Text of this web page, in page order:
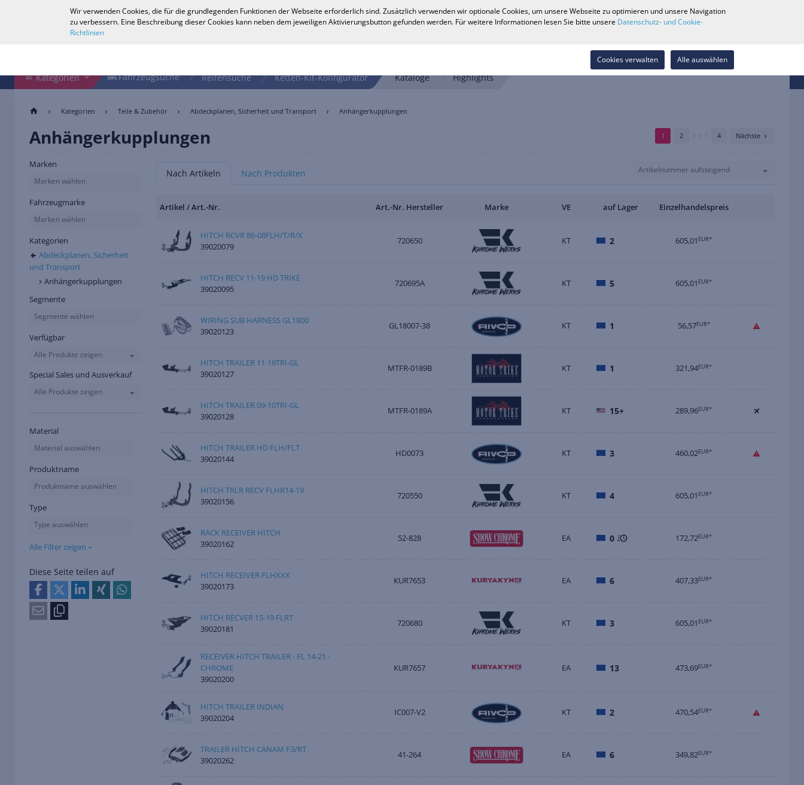
Händlersuche Karriere Wunschliste
Kategorien Fahrzeugsuche Reifensuche Ketten-Kit-Konfigurator Kataloge Highlights
Kategorien Teile & Zubehör Abdeckplanen, Sicherheit und Transport Anhängerkupplungen
Anhängerkupplungen 1 2 4 Nächste
Marken
Marken wählen
Fahrzeugmarke
Marken wählen
Kategorien
Abdeckplanen, Sicherheit
und Transport
Anhängerkupplungen
Segmente
Segmente wählen
Verfügbar
Alle Produkte zeigen
Special Sales und Ausverkauf
Alle Produkte zeigen
Material
Material auswählen
Produktname
Produktname auswählen
Type
Type auswählen
Alle Filter zeigen
Diese Seite teilen auf
Nach Artikeln Nach Produkten Artikelnummer aufsteigend
Artikel / Art.-Nr. Art.-Nr. Hersteller Marke VE auf Lager Einzelhandelspreis
HITCH RCVR 86-08FLH/T/R/X
39020079
720650 KT 2 605,01 EUR*
HITCH RECV 11-19 HD TRIKE
39020095
720695A KT 5 605,01 EUR*
WIRING SUB HARNESS GL1800
39020123
GL18007-38 KT 1 56,57EUR*
HITCH TRAILER 11-19TRI-GL
39020127
MTFR-0189B KT 1 321,94EUR*
HITCH TRAILER 09-10TRI-GL
39020128
MTFR-0189A KT 15+ 289,96EUR*
HITCH TRAILER HD FLH/FLT
39020144
HD0073 KT 3 460,02EUR*
HITCH TRLR RECV FLHR14-19
39020156
720550 KT 4 605,01 EUR*
RACK RECEIVER HITCH
39020162
52-828 EA 0 172,72EUR*
HITCH RECEIVER FLHXXX
39020173
KUR7653 EA 6 407,33EUR*
HITCH RECVER 15-19 FLRT
39020181
720680 KT 3 605,01 EUR*
RECEIVER HITCH TRAILER - FL 14-21 -
CHROME
39020200
KUR7657 EA 13 473,69EUR*
HITCH TRAILER INDIAN
39020204
IC007-V2 KT 2 470,54EUR*
TRAILER HITCH CANAM F3/RT
39020262
41-264 EA 6 349,82EUR*
Wir verwenden Cookies, die für die grundlegenden Funktionen der Webseite erforderlich sind. Zusätzlich verwenden wir optionale Cookies, um unsere Webseite zu optimieren und unsere Navigation
zu verbessern. Eine Beschreibung dieser Cookies kann neben dem jeweiligen Aktivierungsbutton gefunden werden. Für weitere Informationen lesen Sie bitte unsere Datenschutz- und Cookie-
Richtlinien
Alle auswählen
Cookies verwalten